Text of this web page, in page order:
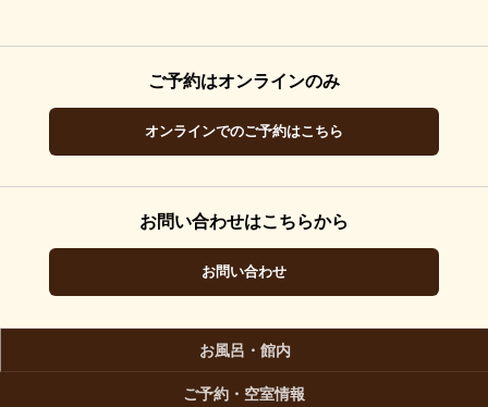
ご予約はオンラインのみ
オンラインでのご予約はこちら
お問い合わせはこちらから
お問い合わせ
お風呂・館内
ご予約・空室情報